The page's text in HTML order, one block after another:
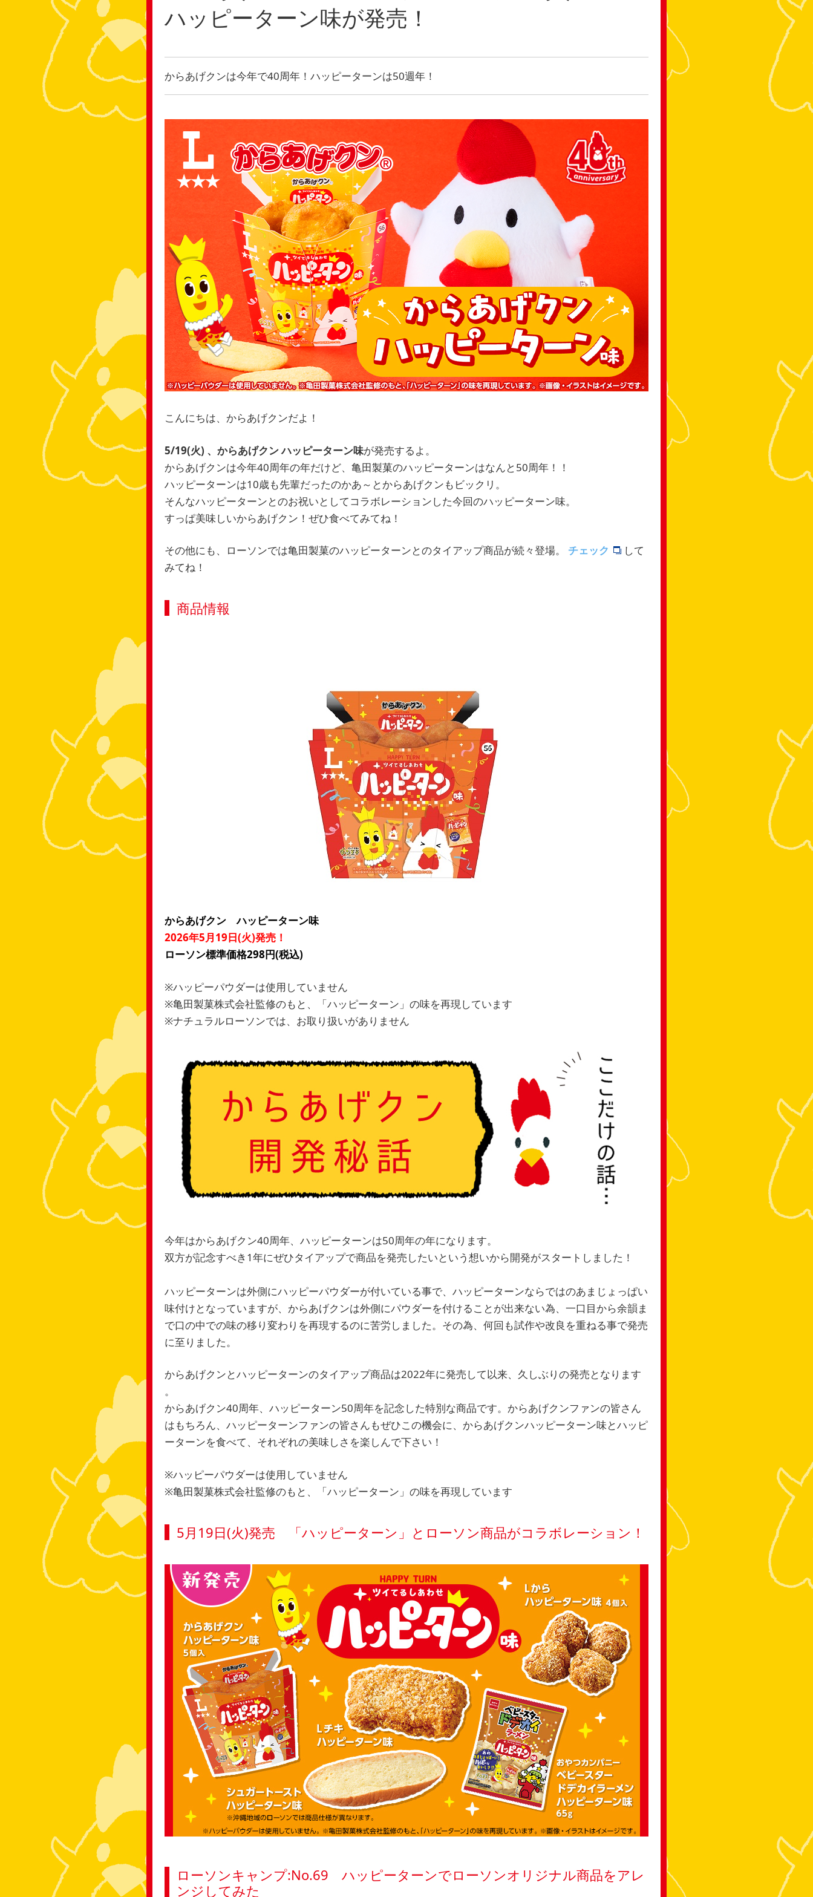
ハッピーターン味が発売！
からあげクンは今年で40周年！ハッピーターンは50週年！
こんにちは、からあげクンだよ！
5/19(火) 、からあげクン ハッピーターン味が発売するよ。
からあげクンは今年40周年の年だけど、亀田製菓のハッピーターンはなんと50周年！！
ハッピーターンは10歳も先輩だったのかあ～とからあげクンもビックリ。
そんなハッピーターンとのお祝いとしてコラボレーションした今回のハッピーターン味。
すっぱ美味しいからあげクン！ぜひ食べてみてね！
その他にも、ローソンでは亀田製菓のハッピーターンとのタイアップ商品が続々登場。 チェック
して
みてね！
商品情報
からあげクン ハッピーターン味
2026年5月19日(火)発売！
ローソン標準価格298円(税込)
※ハッピーパウダーは使用していません
※亀田製菓株式会社監修のもと、「ハッピーターン」の味を再現しています
※ナチュラルローソンでは、お取り扱いがありません
今年はからあげクン40周年、ハッピーターンは50周年の年になります。​
双方が記念すべき1年にぜひタイアップで商品を発売したいという想いから開発がスタートしました​！
ハッピーターンは外側にハッピーパウダーが付いている事で、ハッピーターンならではのあまじょっぱい
味付けとなっていますが、​からあげクンは外側にパウダーを付けることが出来ない為、一口目から余韻ま
で口の中での味の移り変わりを再現するのに​苦労しました。その為、何回も試作や改良を重ねる事で発売
に至りました。​
​からあげクンとハッピーターンのタイアップ商品は2022年に発売して以来、久しぶりの発売となります​
。
からあげクン40周年、ハッピーターン50周年を記念した特別な商品です。からあげクンファンの皆さん
はもちろん、​ハッピーターンファンの皆さんもぜひこの機会に、からあげクンハッピーターン味とハッピ
ーターンを食べて、​それぞれの美味しさを楽しんで下さい！​
※ハッピーパウダーは使用していません
※亀田製菓株式会社監修のもと、「ハッピーターン」の味を再現しています
5月19日(火)発売 「ハッピーターン」とローソン商品がコラボレーション！
ローソンキャンプ:No.69 ハッピーターンでローソンオリジナル商品をアレ
ンジしてみた